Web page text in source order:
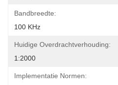
Bandbreedte:
100 KHz
Huidige Overdrachtverhouding:
1:2000
Implementatie Normen: